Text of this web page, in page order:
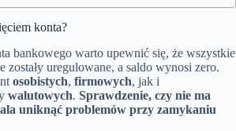
konta?
bankowego warto upewnić się, że wszystkie
zostały uregulowane, a saldo wynosi zero.
osobistych, firmowych, jak i
walutowych. Sprawdzenie, czy nie ma
uniknąć problemów przy zamykaniu